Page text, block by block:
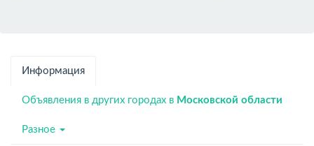
Информация
Объявления в других городах в Московской области
Разное